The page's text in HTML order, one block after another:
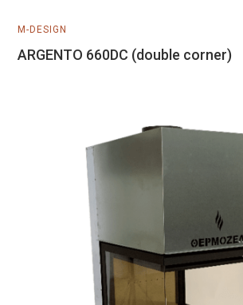
M-DESIGN
ARGENTO 660DC (double corner)